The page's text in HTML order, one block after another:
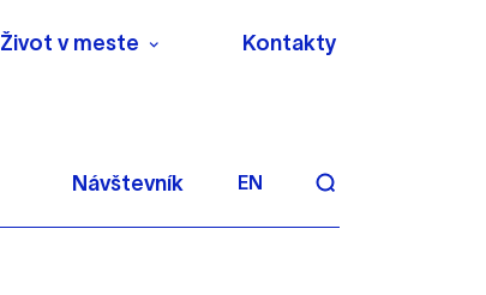
Život v meste Kontakty
Návštevník EN